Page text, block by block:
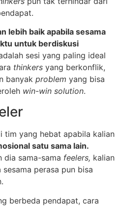
lebih baik apabila sesama
untuk berdiskusi
sesi yang paling ideal
thinkers yang berkonflik,
banyak problem yang bisa
win-win solution.
tim yang hebat apabila kalian
satu sama lain.
dia sama-sama feelers, kalian
perasa pun bisa
berbeda pendapat, cara